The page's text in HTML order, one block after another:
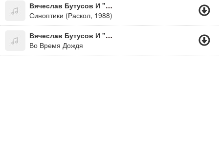
Вячеслав Бутусов И "Наутилус Помпилиус"
Синоптики (Раскол, 1988)
Вячеслав Бутусов И "Наутилус Помпилиус"
Во Время Дождя